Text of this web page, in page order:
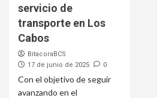
servicio de
transporte en Los
Cabos
BitacoraBCS
17 de junio de 2025
0
Con el objetivo de seguir
avanzando en el